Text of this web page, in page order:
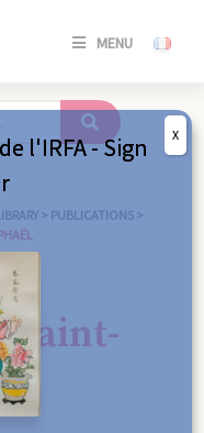
MENU
SE
/
> PUBLICATIONS >
Saint-
l'IRFA - Sign
X